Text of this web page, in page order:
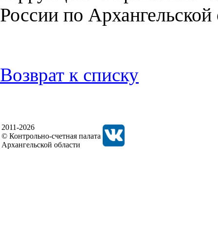
России по Архангельской
Возврат к списку
2011-2026
© Контрольно-счетная палата
Архангельской области